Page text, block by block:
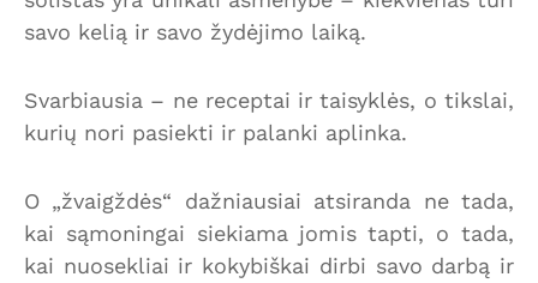
savo kelią ir savo žydėjimo laiką.
Svarbiausia – ne receptai ir taisyklės, o tikslai,
kurių nori pasiekti ir palanki aplinka.
O „žvaigždės“ dažniausiai atsiranda ne tada,
kai sąmoningai siekiama jomis tapti, o tada,
kai nuosekliai ir kokybiškai dirbi savo darbą ir